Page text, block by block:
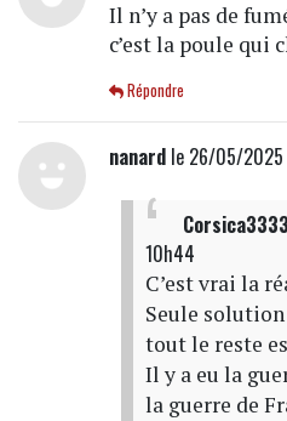
Il n’y a pas de
c’est la poule qui
Répondre
nanardle 26/05/2025
Corsica3333
10h44
C’est vrai la
Seule
tout le reste
Il y a eu la
la guerre de